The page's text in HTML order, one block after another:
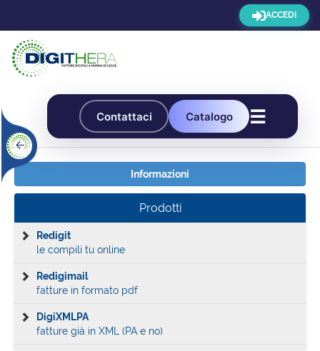
ACCEDI
Contattaci Catalogo ☰
Informazioni
Prodotti
Redigit
le compili tu online
Redigimail
fatture in formato pdf
DigiXMLPA
fatture già in XML (PA e no)